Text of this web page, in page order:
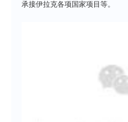
承接伊拉克各项国家项目等。